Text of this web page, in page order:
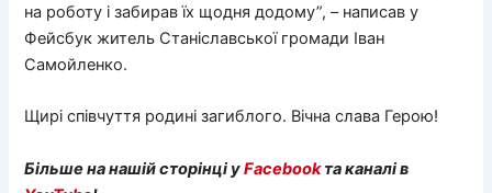
на роботу і забирав їх щодня додому”, – написав у
Фейсбук житель Станіславської громади Іван
Самойленко.
Щирі співчуття родині загиблого. Вічна слава Герою!
Більше на нашій сторінці уFacebookта каналі в